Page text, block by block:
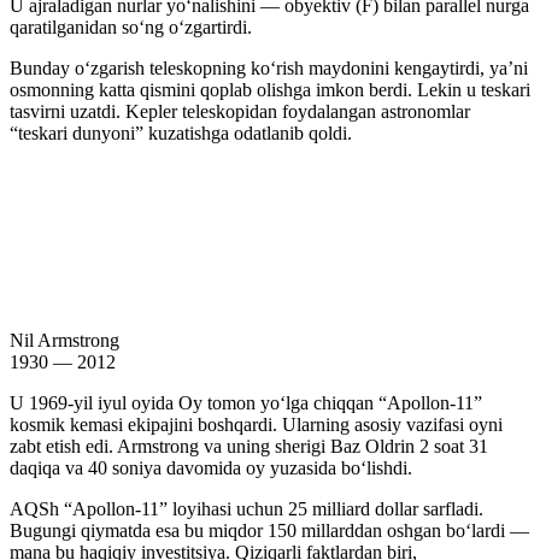
U ajraladigan nurlar yoʻnalishini — obyektiv (F) bilan parallel nurga
qaratilganidan soʻng oʻzgartirdi.
Bunday oʻzgarish teleskopning koʻrish maydonini kengaytirdi, yaʼni
osmonning katta qismini qoplab olishga imkon berdi. Lekin u teskari
tasvirni uzatdi. Kepler teleskopidan foydalangan astronomlar
“teskari dunyoni” kuzatishga odatlanib qoldi.
Nil Armstrong
1930 — 2012
U 1969-yil iyul oyida Oy tomon yoʻlga chiqqan “Apollon-11”
kosmik kemasi ekipajini boshqardi. Ularning asosiy vazifasi oyni
zabt etish edi. Armstrong va uning sherigi Baz Oldrin 2 soat 31
daqiqa va 40 soniya davomida oy yuzasida boʻlishdi.
AQSh “Apollon-11” loyihasi uchun 25 milliard dollar sarfladi.
Bugungi qiymatda esa bu miqdor 150 millarddan oshgan boʻlardi —
mana bu haqiqiy investitsiya. Qiziqarli faktlardan biri,